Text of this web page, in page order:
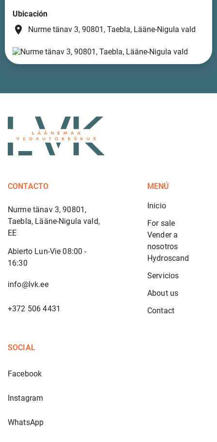
Ubicación
place Nurme tänav 3, 90801, Taebla, Lääne-Nigula vald
CONTACTO
Nurme tänav 3, 90801,
Taebla, Lääne-Nigula vald,
EE
Abierto Lun-Vie 08:00 -
16:30
info@lvk.ee
+372 506 4431
MENÚ
Inicio
For sale
Vender a
nosotros
Hydroscand
Servicios
About us
Contact
SOCIAL
Facebook
Instagram
WhatsApp